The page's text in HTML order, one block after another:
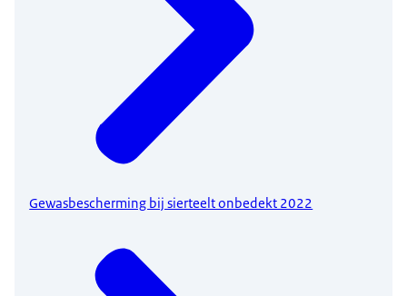
Gewasbescherming bij sierteelt onbedekt 2022